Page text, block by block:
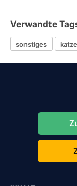
Verwandte
sonstiges katze